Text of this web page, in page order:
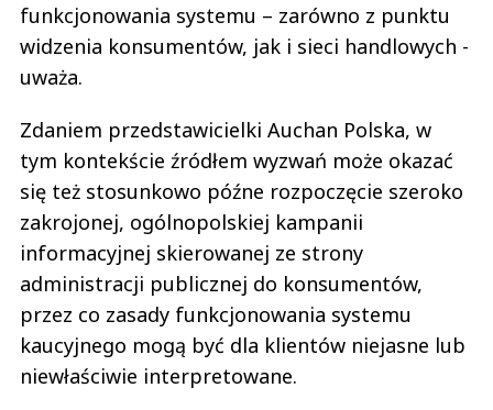
funkcjonowania systemu – zarówno z punktu
widzenia konsumentów, jak i sieci handlowych -
uważa.
Zdaniem przedstawicielki Auchan Polska, w
tym kontekście źródłem wyzwań może okazać
się też stosunkowo późne rozpoczęcie szeroko
zakrojonej, ogólnopolskiej kampanii
informacyjnej skierowanej ze strony
administracji publicznej do konsumentów,
przez co zasady funkcjonowania systemu
kaucyjnego mogą być dla klientów niejasne lub
niewłaściwie interpretowane.